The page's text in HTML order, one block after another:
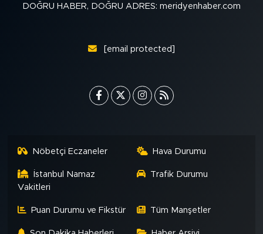
DOĞRU HABER, DOĞRU ADRES: meridyenhaber.com
[email protected]
Nöbetçi Eczaneler Hava Durumu
İstanbul Namaz
Vakitleri
Trafik Durumu
Puan Durumu ve Fikstür Tüm Manşetler